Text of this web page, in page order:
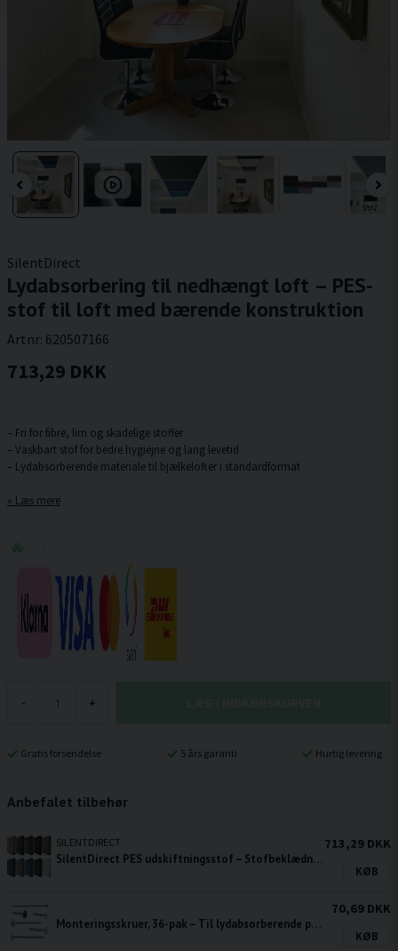
SilentDirect
Lydabsorbering til nedhængt loft – PES-
stof til loft med bærende konstruktion
Artnr: 620507166
713,29 DKK
– Fri for fibre, lim og skadelige stoffer
– Vaskbart stof for bedre hygiejne og lang levetid
Læs mere
- +
Gratis forsendelse 5 års garanti Hurtig levering
Anbefalet tilbehør
SILENTDIRECT
SilentDirect PES udskiftningsstof – Stofbeklædning til lydabsorberende elementer
713,29 DKK
KØB
Monteringsskruer, 36-pak – Til lydabsorberende plader
70,69 DKK
KØB